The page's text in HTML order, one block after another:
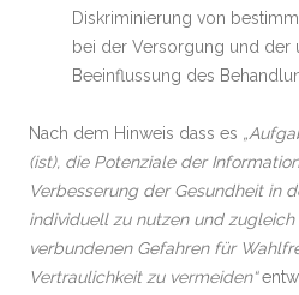
Diskriminierung von
bei der Versorgung und der
Beeinflussung des
Nach dem Hinweis dass es
(ist), die Potenziale der
Verbesserung der Gesundheit in
individuell zu nutzen und
verbundenen Gefahren für
Vertraulichkeit zu vermeiden“